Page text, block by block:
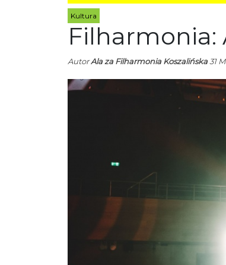
Kultura
Filharmonia:
AutorAla za Filharmonia Koszalińska31